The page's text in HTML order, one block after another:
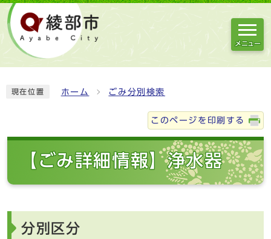
メニュー
現在位置 ホーム ごみ分別検索
このページを印刷する
【ごみ詳細情報】浄水器
分別区分